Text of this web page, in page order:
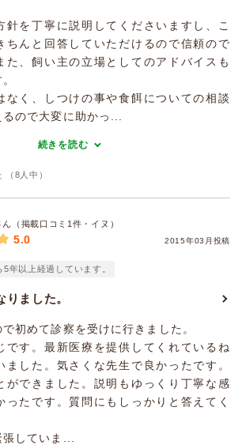
針を丁寧に説明してくださいますし、こ
ちんと回答していただけるので信頼ので
た、飼い主の立場としてのアドバイスも
なく、しつけの事や食餌についての相談
ので大変に助かっ...
続きを読む
（ 8 人中）
（掲載口コミ1件・イヌ）
2015年03月投稿
5.0
年以上経過しています。
ました。
初めて診察を受けに行きました。
です。最新医療を提供してくれているね
ました。気さくな先生で良かったです。
ができました。説明もゆっくり丁寧な感
ったです。質問にもしっかりと答えてく
していま...